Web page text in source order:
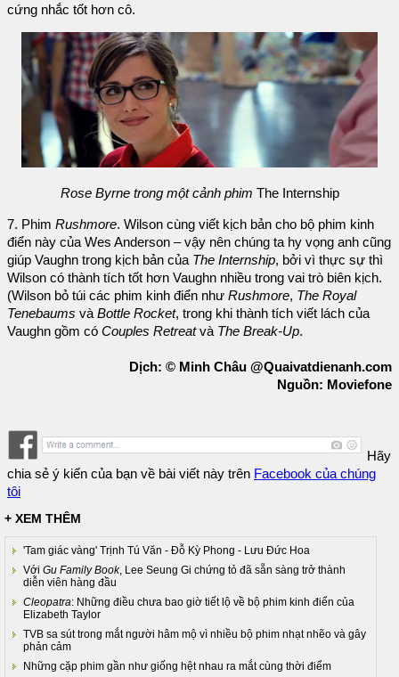
cứng nhắc tốt hơn cô.
Rose Byrne trong một cảnh phim The Internship
7. Phim Rushmore. Wilson cùng viết kịch bản cho bộ phim kinh
điển này của Wes Anderson – vậy nên chúng ta hy vọng anh cũng
giúp Vaughn trong kịch bản của The Internship, bởi vì thực sự thì
Wilson có thành tích tốt hơn Vaughn nhiều trong vai trò biên kịch.
(Wilson bỏ túi các phim kinh điển như Rushmore, The Royal
Tenebaums và Bottle Rocket, trong khi thành tích viết lách của
Vaughn gồm có Couples Retreatvà The Break-Up.
Dịch: © Minh Châu @Quaivatdienanh.com
Nguồn: Moviefone
Hãy
chia sẻ ý kiến của bạn về bài viết này trên Facebook của chúng
tôi
+ XEM THÊM
'Tam giác vàng' Trịnh Tú Văn - Đỗ Kỳ Phong - Lưu Đức Hoa
Với Gu Family Book, Lee Seung Gi chứng tỏ đã sẵn sàng trở thành
diễn viên hàng đầu
Cleopatra: Những điều chưa bao giờ tiết lộ về bộ phim kinh điển của
Elizabeth Taylor
TVB sa sút trong mắt người hâm mộ vì nhiều bộ phim nhạt nhẽo và gây
phản cảm
Những cặp phim gần như giống hệt nhau ra mắt cùng thời điểm